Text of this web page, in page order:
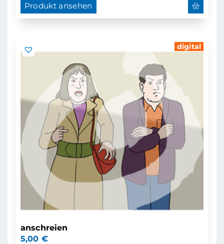
Produkt ansehen
digital
anschreien
5,00 €